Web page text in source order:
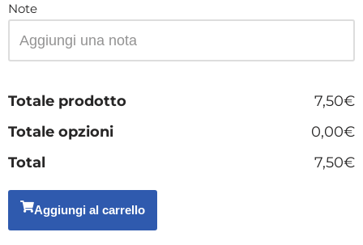
Note
Totale prodotto
7,50€
Totale opzioni
0,00€
Total
7,50€
Aggiungi al carrello